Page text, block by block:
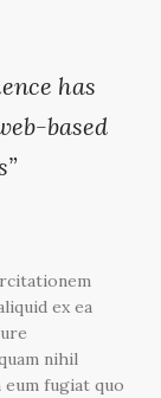
has
based
ex ea
nihil
fugiat quo